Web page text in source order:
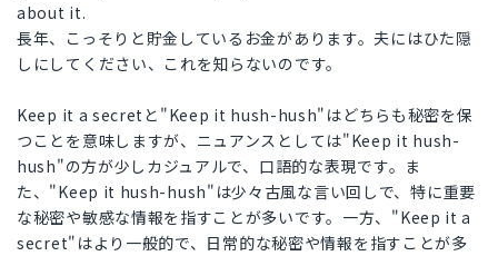
about it.
長年、こっそりと貯金しているお金があります。夫にはひた隠
しにしてください、これを知らないのです。
Keep it a secretと"Keep it hush-hush"はどちらも秘密を保
つことを意味しますが、ニュアンスとしては"Keep it hush-
hush"の方が少しカジュアルで、口語的な表現です。ま
た、"Keep it hush-hush"は少々古風な言い回しで、特に重要
な秘密や敏感な情報を指すことが多いです。一方、"Keep it a
secret"はより一般的で、日常的な秘密や情報を指すことが多